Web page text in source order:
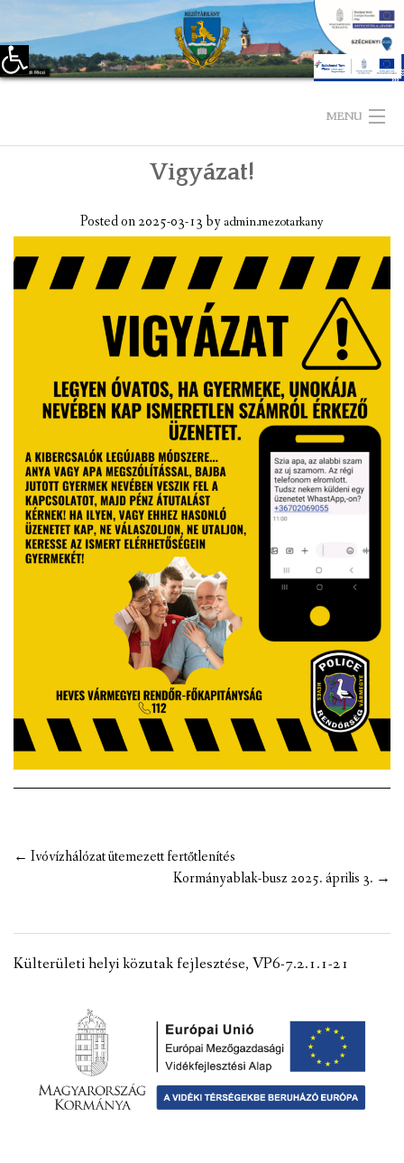
Eszköztár megnyitása
MENU
TELEPÜLÉSÜNKRŐL
LÁTNIVALÓK
ÖNKORMÁNYZAT
KÉPVISELŐ-TESTÜLET
VÁLASZTÁSI INFORMÁCIÓK
NEMZETISÉGI ÖNKORMÁNYZAT
TÁRSULÁS
PÁLYÁZATOK
HIRDETMÉNYEK
ÓVODA ÉS MINI BÖLCSŐDE
Vigyázat!
Posted on2025-03-13byadmin.mezotarkany
Post
← Ivóvízhálózat ütemezett fertőtlenítés
Kormányablak-busz 2025. április 3. →
Külterületi helyi közutak fejlesztése, VP6-7.2.1.1-21